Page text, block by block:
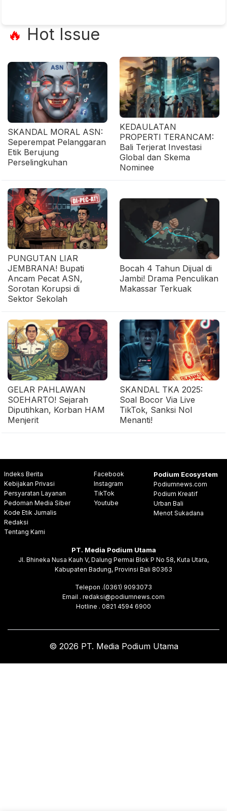
🔥 Hot Issue
SKANDAL MORAL ASN:
Seperempat Pelanggaran
Etik Berujung
Perselingkuhan
KEDAULATAN
PROPERTI TERANCAM:
Bali Terjerat Investasi
Global dan Skema
Nominee
PUNGUTAN LIAR
JEMBRANA! Bupati
Ancam Pecat ASN,
Sorotan Korupsi di
Sektor Sekolah
Bocah 4 Tahun Dijual di
Jambi! Drama Penculikan
Makassar Terkuak
GELAR PAHLAWAN
SOEHARTO! Sejarah
Diputihkan, Korban HAM
Menjerit
SKANDAL TKA 2025:
Soal Bocor Via Live
TikTok, Sanksi Nol
Menanti!
Indeks Berita
Kebijakan Privasi
Persyaratan Layanan
Pedoman Media Siber
Kode Etik Jurnalis
Redaksi
Tentang Kami
Facebook
Instagram
TikTok
Youtube
Podium Ecosystem
Podiumnews.com
Podium Kreatif
Urban Bali
Menot Sukadana
PT. Media Podium Utama
Jl. Bhineka Nusa Kauh V, Dalung Permai Blok P No 58, Kuta Utara,
Kabupaten Badung, Provinsi Bali 80363
Telepon .(0361) 9093073
Email . redaksi@podiumnews.com
Hotline . 0821 4594 6900
© 2026 PT. Media Podium Utama